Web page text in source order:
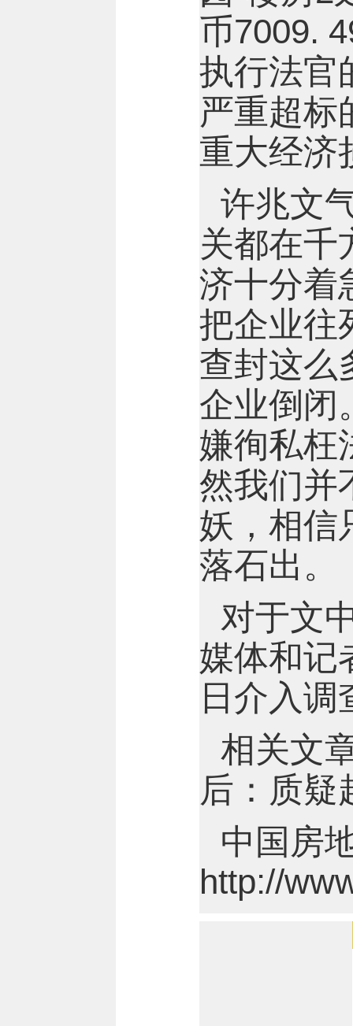
币7009.
执行法官
严重超标
重大经济
许兆文
关都在千
济十分着
把企业往
查封这么
企业倒闭
嫌徇私枉
然我们并
妖，相信
落石出。
对于文
媒体和记
日介入
相关文
后：质疑
中国房
http://